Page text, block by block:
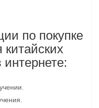
по покупке
китайских